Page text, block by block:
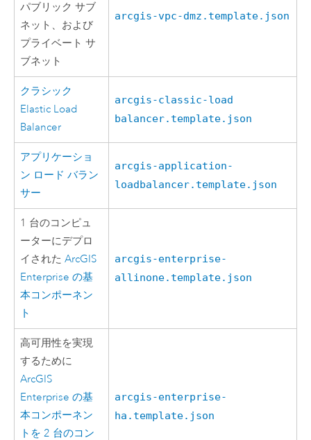
パブリック サブ
ネット、および
プライベート サ
ブネット
arcgis-vpc-dmz.template.json
クラシック
Elastic Load
Balancer
arcgis-classic-load
balancer.template.json
アプリケーショ
ン ロード バラン
サー
arcgis-application-
loadbalancer.template.json
1 台のコンピュ
ーターにデプロ
イされたArcGIS
Enterprise の基
本コンポーネン
ト
arcgis-enterprise-
allinone.template.json
高可用性を実現
するために
ArcGIS
Enterprise の基
本コンポーネン
トを 2 台のコン
arcgis-enterprise-
ha.template.json